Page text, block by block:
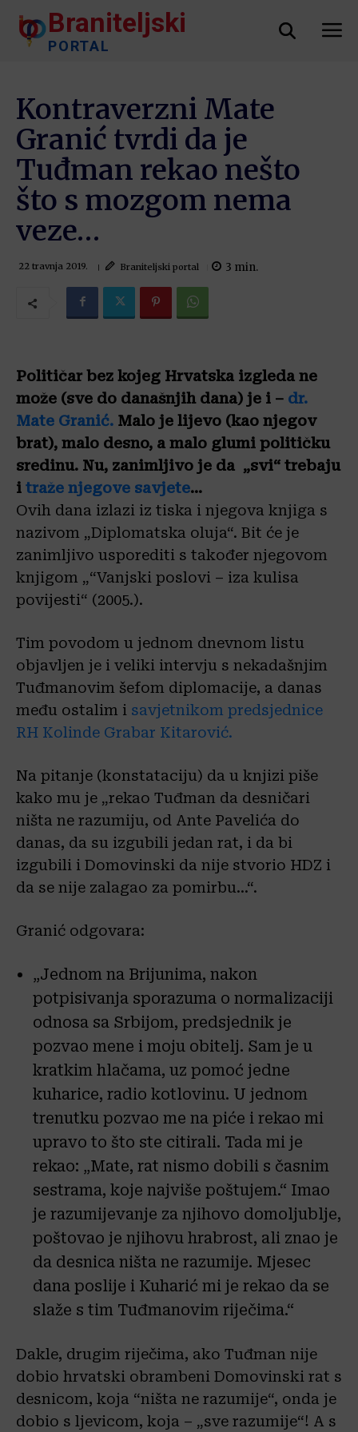
Braniteljski
PORTAL
Kontraverzni Mate
Granić tvrdi da je
Tuđman rekao nešto
što s mozgom nema
veze…
22 travnja 2019. Braniteljski portal 3 min.
Političar bez kojeg Hrvatska izgleda ne
može (sve do današnjih dana) je i – dr.
Mate Granić. Malo je lijevo (kao njegov
brat), malo desno, a malo glumi političku
sredinu. Nu, zanimljivo je da „svi“ trebaju
i traže njegove savjete…
Ovih dana izlazi iz tiska i njegova knjiga s
nazivom „Diplomatska oluja“. Bit će je
zanimljivo usporediti s također njegovom
knjigom „“Vanjski poslovi – iza kulisa
povijesti“ (2005.).
Tim povodom u jednom dnevnom listu
objavljen je i veliki intervju s nekadašnjim
Tuđmanovim šefom diplomacije, a danas
među ostalim i savjetnikom predsjednice
RH Kolinde Grabar Kitarović.
Na pitanje (konstataciju) da u knjizi piše
kako mu je „rekao Tuđman da desničari
ništa ne razumiju, od Ante Pavelića do
danas, da su izgubili jedan rat, i da bi
izgubili i Domovinski da nije stvorio HDZ i
da se nije zalagao za pomirbu…“.
Granić odgovara:
„Jednom na Brijunima, nakon
potpisivanja sporazuma o normalizaciji
odnosa sa Srbijom, predsjednik je
pozvao mene i moju obitelj. Sam je u
kratkim hlačama, uz pomoć jedne
kuharice, radio kotlovinu. U jednom
trenutku pozvao me na piće i rekao mi
upravo to što ste citirali. Tada mi je
rekao: „Mate, rat nismo dobili s časnim
sestrama, koje najviše poštujem.“ Imao
je razumijevanje za njihovo domoljublje,
poštovao je njihovu hrabrost, ali znao je
da desnica ništa ne razumije. Mjesec
dana poslije i Kuharić mi je rekao da se
slaže s tim Tuđmanovim riječima.“
Dakle, drugim riječima, ako Tuđman nije
dobio hrvatski obrambeni Domovinski rat s
desnicom, koja “ništa ne razumije“, onda je
dobio s ljevicom, koja – „sve razumije“! A s